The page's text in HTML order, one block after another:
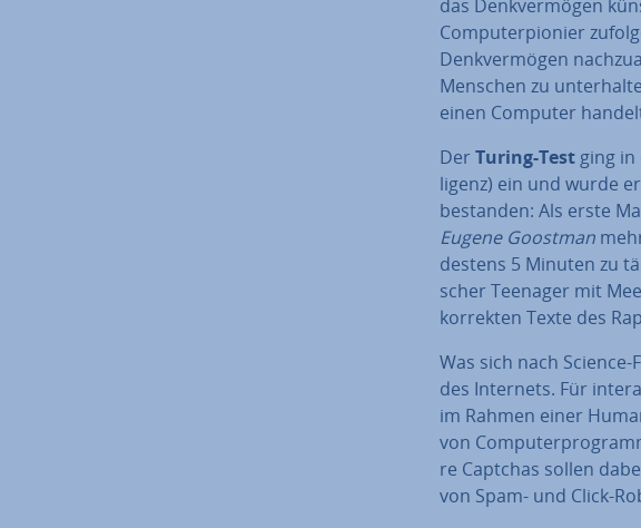
das Denk­ver­mö­gen
Com­pu­ter­pio­nier
Denk­ver­mö­gen
Menschen zu
einen Computer
Der Turing-Test ging
li­genz) ein und wurde
bestanden: Als erste
Eugene Goostman
des­tens 5 Minuten zu
scher Teenager mit
kor­rek­ten Texte des
Was sich nach
des Internets. Für
im Rahmen einer
von
re Captchas sollen
von Spam- und Click-